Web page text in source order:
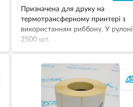
Призначена для друку на
термотрансферному принтері з
використанням риббону. У рулоні
2500 шт.